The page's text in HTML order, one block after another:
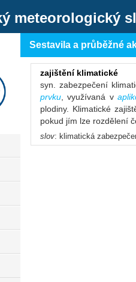
meteorologický
Sestavila a průběžné
zajištění klimatické
syn. zabezpečení
prvku , využívaná v
plodiny. Klimatické
pokud jím lze rozdělení
slov: klimatická